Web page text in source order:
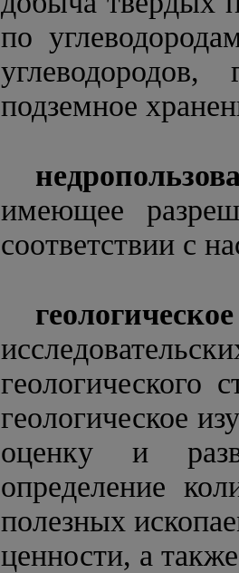
по
подземное
имеющее
соответствии с
геологического
геологическое
оценку и
определение
полезных
ценности, а